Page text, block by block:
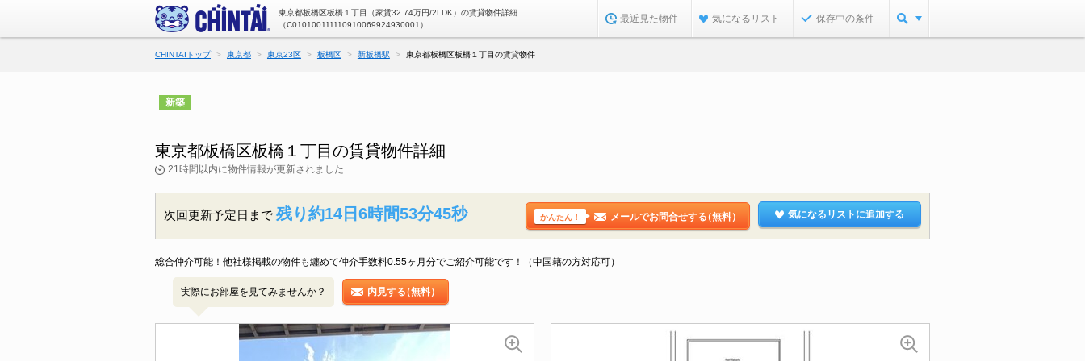
東京都板橋区板橋１丁目（家賃32.74万円/2LDK）の賃貸物件詳細
（C010100111110910069924930001）
最近見た物件 気になるリスト 保存中の条件
CHINTAIトップ 東京都 東京23区 板橋区 新板橋駅 東京都板橋区板橋１丁目の賃貸物件
新築
東京都板橋区板橋１丁目の賃貸物件詳細
21時間以内に物件情報が更新されました
次回更新予定日まで 残り約14日6時間53分44秒 かんたん！ メールでお問合せする（無料） 気になるリストに追加する
総合仲介可能！他社様掲載の物件も纏めて仲介手数料0.55ヶ月分でご紹介可能です！（中国籍の方対応可）
実際にお部屋を見てみませんか？ 内見する（無料）